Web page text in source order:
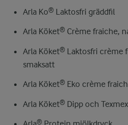
Arla Ko® Laktosfri gräddfil
Arla Köket® Crème fraiche,
Arla Köket® Laktosfri crème
smaksatt
Arla Köket® Eko crème
Arla Köket® Dipp och Texmex